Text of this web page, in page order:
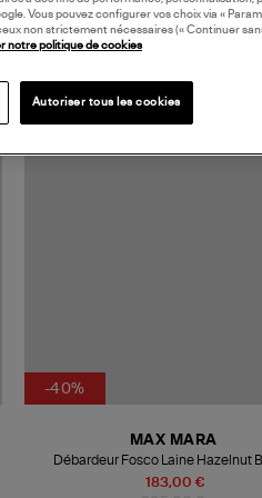
-40%
183,00 €
MAX MARA
Débardeur Fosco Laine Hazelnut
Vous pouvez configurer vos choix via «
non strictement nécessaires (« Continuer
notre politique de cookies
Autoriser tous les cookies